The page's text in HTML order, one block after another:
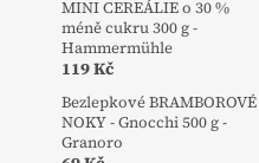
MINI CEREÁLIE o 30 %
méně cukru 300 g -
Hammermühle
119 Kč
Bezlepkové BRAMBOROVÉ
NOKY - Gnocchi 500 g -
Granoro